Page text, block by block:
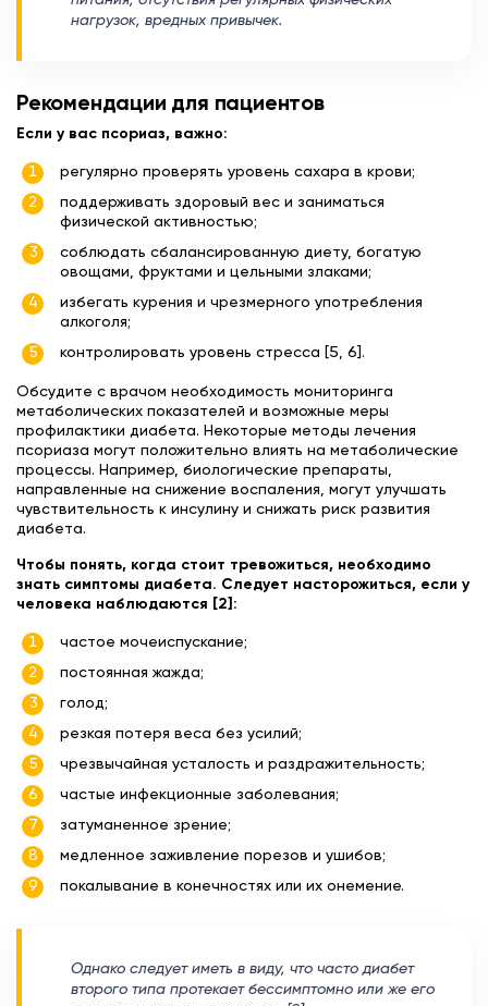
нагрузок, вредных привычек.
Рекомендации для пациентов
Если у вас псориаз, важно:
регулярно проверять уровень сахара в крови;
поддерживать здоровый вес и заниматься
физической активностью;
соблюдать сбалансированную диету, богатую
овощами, фруктами и цельными злаками;
избегать курения и чрезмерного употребления
алкоголя;
контролировать уровень стресса [5, 6].
Обсудите с врачом необходимость мониторинга
метаболических показателей и возможные меры
профилактики диабета. Некоторые методы лечения
псориаза могут положительно влиять на метаболические
процессы. Например, биологические препараты,
направленные на снижение воспаления, могут улучшать
чувствительность к инсулину и снижать риск развития
диабета.
Чтобы понять, когда стоит тревожиться, необходимо
знать симптомы диабета. Следует насторожиться, если у
человека наблюдаются [2]:
частое мочеиспускание;
постоянная жажда;
голод;
резкая потеря веса без усилий;
чрезвычайная усталость и раздражительность;
частые инфекционные заболевания;
затуманенное зрение;
медленное заживление порезов и ушибов;
покалывание в конечностях или их онемение.
Однако следует иметь в виду, что часто диабет
второго типа протекает бессимптомно или же его